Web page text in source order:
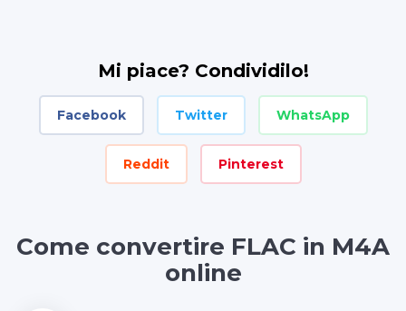
Mi piace? Condividilo!
Facebook Twitter WhatsApp
Reddit Pinterest
Come convertire FLAC in M4A
online